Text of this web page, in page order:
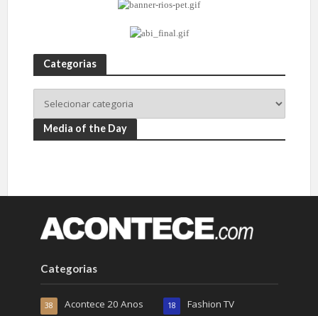
Categorias
Media of the Day
Categorias
Acontece 20 Anos
38 Fashion TV
18